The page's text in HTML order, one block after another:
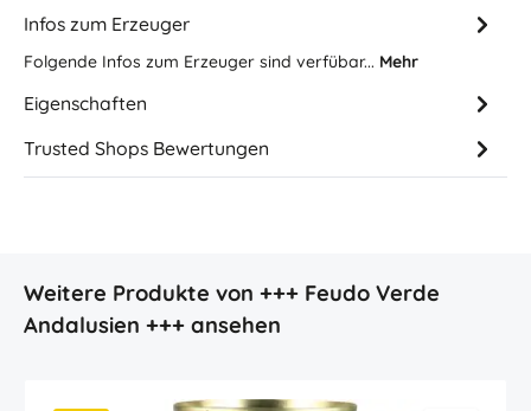
Infos zum Erzeuger
Folgende Infos zum Erzeuger sind verfübar... Mehr
Eigenschaften
Trusted Shops Bewertungen
Produktgalerie überspringen
Weitere Produkte von +++ Feudo Verde
Andalusien +++ ansehen